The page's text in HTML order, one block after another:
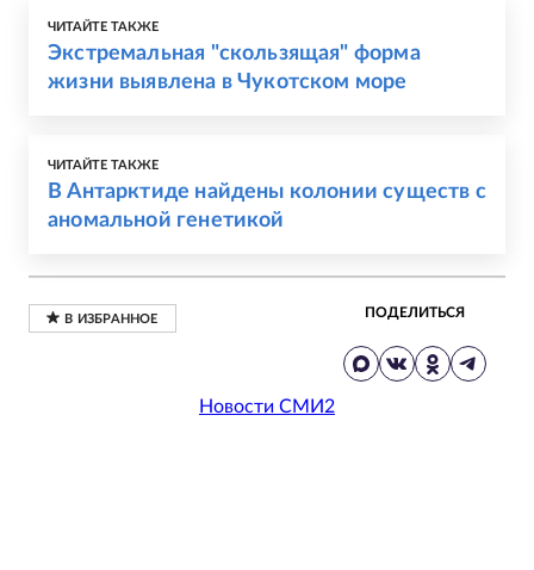
ЧИТАЙТЕ ТАКЖЕ
Экстремальная "скользящая" форма
жизни выявлена в Чукотском море
ЧИТАЙТЕ ТАКЖЕ
В Антарктиде найдены колонии существ с
аномальной генетикой
ПОДЕЛИТЬСЯ
Новости СМИ2